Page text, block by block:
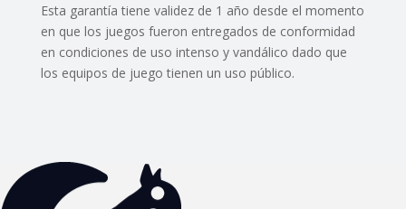
Esta garantía tiene validez de 1 año desde el momento
en que los juegos fueron entregados de conformidad
en condiciones de uso intenso y vandálico dado que
los equipos de juego tienen un uso público.